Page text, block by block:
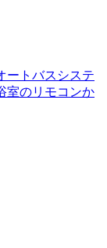
ートバスシステ
室のリモコンか